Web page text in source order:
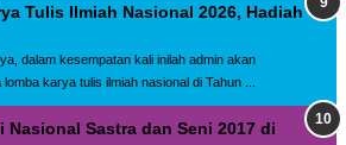
Tulis Ilmiah Nasional 2026, Hadiah
dalam kesempatan kali inilah admin akan
karya tulis ilmiah nasional di Tahun ...
Nasional Sastra dan Seni 2017 di